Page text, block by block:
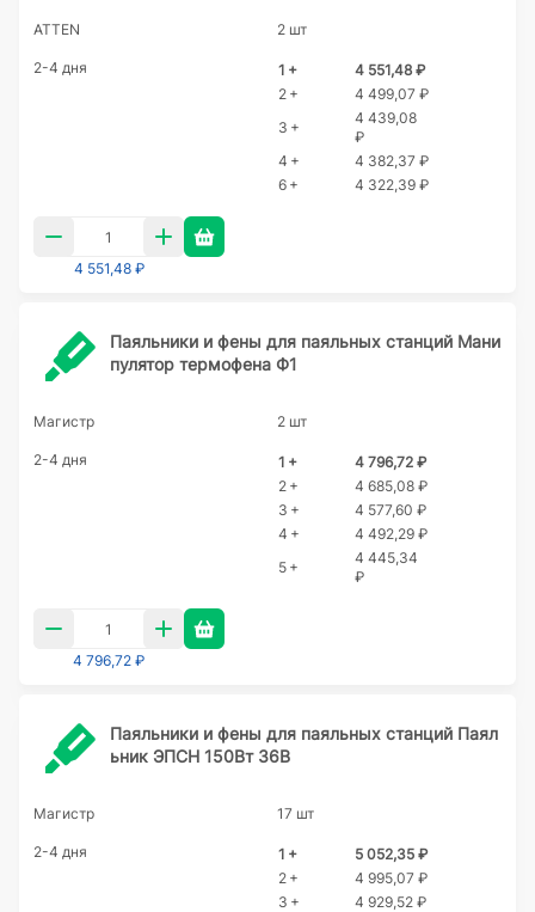
ATTEN 2 шт
2-4 дня 1 +
4 551,48 ₽
2 +
4 499,07 ₽
3 +
4 439,08
₽
4 +
4 382,37 ₽
6 +
4 322,39 ₽
4 551,48 ₽
Паяльники и фены для паяльных станций Мани
пулятор термофена Ф1
Магистр 2 шт
2-4 дня 1 +
4 796,72 ₽
2 +
4 685,08 ₽
3 +
4 577,60 ₽
4 +
4 492,29 ₽
5 +
4 445,34
₽
4 796,72 ₽
Паяльники и фены для паяльных станций Паял
ьник ЭПСН 150Вт 36В
Магистр 17 шт
2-4 дня 1 +
5 052,35 ₽
2 +
4 995,07 ₽
3 +
4 929,52 ₽